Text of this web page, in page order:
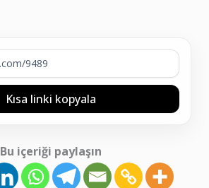
Kısa linki kopyala
Bu içeriği paylaşın